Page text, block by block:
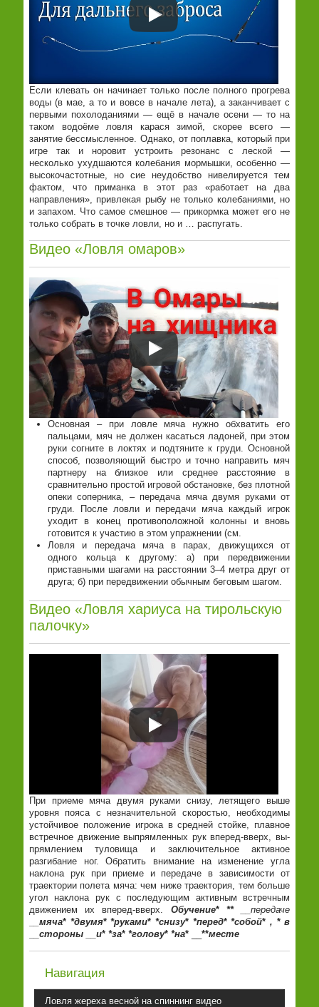
Навигация
Ловля жереха весной на спиннинг видео
Если клевать он начинает только после полного прогрева
воды (в мае, а то и вовсе в начале лета), а заканчивает с
первыми похолоданиями — ещё в начале осени — то на
таком водоёме ловля карася зимой, скорее всего —
занятие бессмысленное. Однако, от поплавка, который при
игре так и норовит устроить резонанс с леской —
несколько ухудшаются колебания мормышки, особенно —
высокочастотные, но сие неудобство нивелируется тем
фактом, что приманка в этот раз «работает на два
направления», привлекая рыбу не только колебаниями, но
и запахом. Что самое смешное — прикормка может его не
только собрать в точке ловли, но и … распугать.
Видео «Ловля омаров»
Основная – при ловле мяча нужно обхватить его
пальцами, мяч не должен касаться ладоней, при этом
руки согните в локтях и подтяните к груди. Основной
способ, позволяющий быстро и точно направить мяч
партнеру на близкое или среднее расстояние в
сравнительно простой игровой обстановке, без плотной
опеки соперника, – передача мяча двумя руками от
груди. После ловли и передачи мяча каждый игрок
уходит в конец противоположной колонны и вновь
готовится к участию в этом упражнении (см.
Ловля и передача мяча в парах, движущихся от
одного кольца к другому: а) при передвижении
приставными шагами на расстоянии 3–4 метра друг от
друга; б) при передвижении обычным беговым шагом.
Видео «Ловля хариуса на тирольскую
палочку»
При приеме мяча двумя руками снизу, летящего выше
уровня пояса с незначительной скоростью, необходимы
устойчивое положение игрока в средней стойке, плавное
встреч­ное движение выпрямленных рук вперед-вверх, вы­
прямлением туловища и заключительное активное
разгибание ног. Обратить внимание на изменение угла
наклона рук при приеме и передаче в зависимости от
траектории полета мяча: чем ниже траектория, тем больше
угол наклона рук с последующим активным встречным
движением их вперед-вверх. Обучение*** __передаче
мяча* *двумя**руками* *снизу* *перед**собой* , * в
стороны и* *за* *голову* *на* **месте